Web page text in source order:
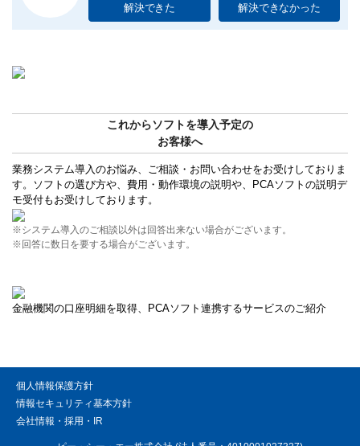
解決できた 解決できなかった
これからソフトを導入予定の
お客様へ
業務システム導入のお悩み、ご相談・お問い合わせをお受けしておりま
す。ソフトの選び方や、費用・動作環境の説明や、PCAソフトの説明デ
モ受付もお受けしております。
※システム導入のご相談以外は回答出来ない場合がございます。
※回答に数日を要する場合がございます。
金融機関の口座明細を取得、PCAソフト連携するサービスのご紹介
個人情報保護方針
情報セキュリティ基本方針
会社情報・採用・IR